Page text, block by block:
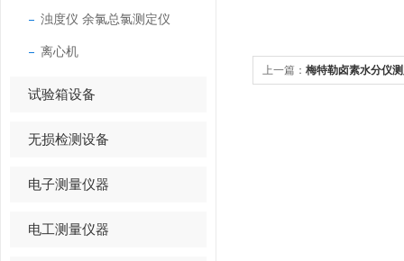
浊度仪 余氯总氯测定仪
离心机
试验箱设备
无损检测设备
电子测量仪器
电工测量仪器
上一篇： 梅特勒卤素水分仪